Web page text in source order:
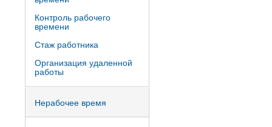
Контроль рабочего
времени
Стаж работника
Организация удаленной
работы
Нерабочее время